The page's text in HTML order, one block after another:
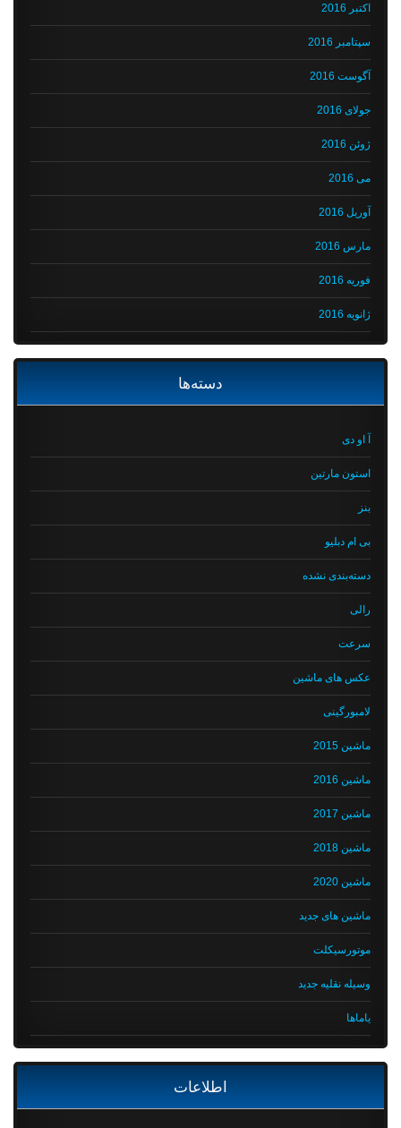
اکتبر 2016
سپتامبر 2016
آگوست 2016
جولای 2016
ژوئن 2016
می 2016
آوریل 2016
مارس 2016
فوریه 2016
ژانویه 2016
دسته‌ها
آ او دی
استون مارتین
بی ام دبلیو
دسته‌بندی نشده
رالی
سرعت
عکس های ماشین
لامبورگینی
ماشین 2015
ماشین 2016
ماشین 2017
ماشین 2018
ماشین 2020
ماشین های جدید
موتورسیکلت
وسیله نقلیه جدید
یاماها
اطلاعات